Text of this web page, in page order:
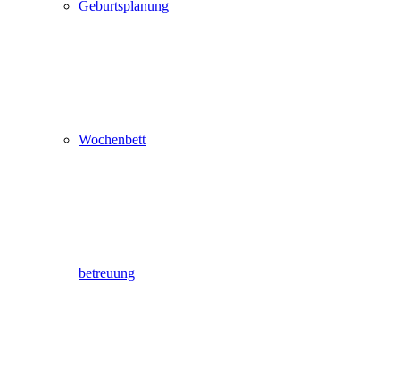
Geburtsplanung
Wochenbett
betreuung